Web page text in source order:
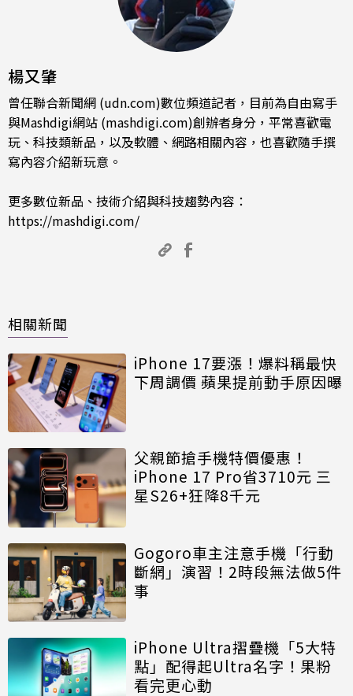
楊又肇
曾任聯合新聞網 (udn.com)數位頻道記者，目前為自由寫手
與Mashdigi網站 (mashdigi.com)創辦者身分，平常喜歡電
玩、科技類新品，以及軟體、網路相關內容，也喜歡隨手撰
寫內容介紹新玩意。
更多數位新品、技術介紹與科技趨勢內容：
https://mashdigi.com/
相關新聞
iPhone 17要漲！爆料稱最快
下周調價 蘋果提前動手原因曝
父親節搶手機特價優惠！
iPhone 17 Pro省3710元 三
星S26+狂降8千元
Gogoro車主注意手機「行動
斷網」演習！2時段無法做5件
事
iPhone Ultra摺疊機「5大特
點」配得起Ultra名字！果粉
看完更心動